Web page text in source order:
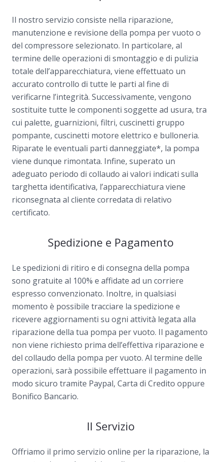
Il nostro servizio consiste nella riparazione,
manutenzione e revisione della pompa per vuoto o
del compressore selezionato. In particolare, al
termine delle operazioni di smontaggio e di pulizia
totale dell’apparecchiatura, viene effettuato un
accurato controllo di tutte le parti al fine di
verificarne l’integrità. Successivamente, vengono
sostituite tutte le componenti soggette ad usura, tra
cui palette, guarnizioni, filtri, cuscinetti gruppo
pompante, cuscinetti motore elettrico e bulloneria.
Riparate le eventuali parti danneggiate*, la pompa
viene dunque rimontata. Infine, superato un
adeguato periodo di collaudo ai valori indicati sulla
targhetta identificativa, l’apparecchiatura viene
riconsegnata al cliente corredata di relativo
certificato.
Spedizione e Pagamento
Le spedizioni di ritiro e di consegna della pompa
sono gratuite al 100% e affidate ad un corriere
espresso convenzionato. Inoltre, in qualsiasi
momento è possibile tracciare la spedizione e
ricevere aggiornamenti su ogni attività legata alla
riparazione della tua pompa per vuoto. Il pagamento
non viene richiesto prima dell’effettiva riparazione e
del collaudo della pompa per vuoto. Al termine delle
operazioni, sarà possibile effettuare il pagamento in
modo sicuro tramite Paypal, Carta di Credito oppure
Bonifico Bancario.
Il Servizio
Offriamo il primo servizio online per la riparazione, la